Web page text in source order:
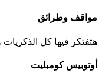
مواقف وطرائق
هتفتكر فيها كل
أوتوبيس كومبليت